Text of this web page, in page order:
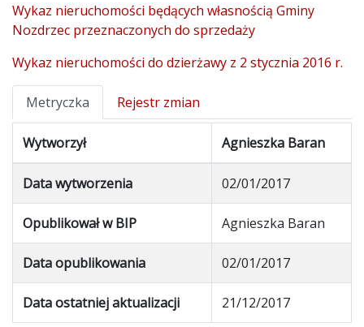
Wykaz nieruchomości będących własnością Gminy
Nozdrzec przeznaczonych do sprzedaży
Wykaz nieruchomości do dzierżawy z 2 stycznia 2016 r.
Metryczka Rejestr zmian
Wytworzył Agnieszka Baran
Data wytworzenia 02/01/2017
Opublikował w BIP Agnieszka Baran
Data opublikowania 02/01/2017
Data ostatniej aktualizacji 21/12/2017